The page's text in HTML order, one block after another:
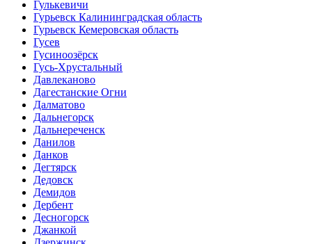
Гулькевичи
Гурьевск Калининградская область
Гурьевск Кемеровская область
Гусев
Гусиноозёрск
Гусь-Хрустальный
Давлеканово
Дагестанские Огни
Далматово
Дальнегорск
Дальнереченск
Данилов
Данков
Дегтярск
Дедовск
Демидов
Дербент
Десногорск
Джанкой